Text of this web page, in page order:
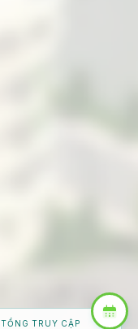
TỔNG TRUY CẬP